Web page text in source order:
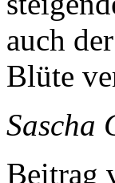
auch
Blüte
Sascha
Beitrag